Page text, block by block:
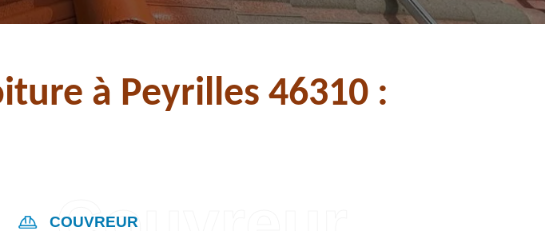
à Peyrilles 46310 :
COUVREUR